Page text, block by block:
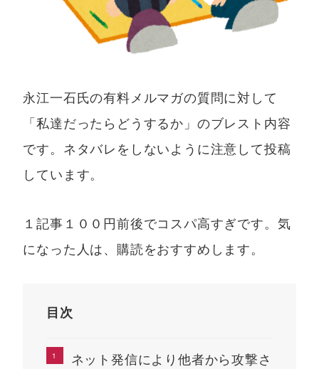
永江一石氏の有料メルマガの質問に対して
「私達だったらどうするか」のブレスト内容
です。ネタバレをしないように注意して投稿
しています。
１記事１００円前後でコスパ高すぎです。気
になった人は、購読をおすすめします。
目次
ネット発信により他者から攻撃さ